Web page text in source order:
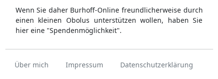
Wenn Sie daher Burhoff-Online freundlicherweise durch
einen kleinen Obolus unterstützen wollen, haben Sie
hier eine "Spendenmöglichkeit".
Über mich Impressum Datenschutzerklärung